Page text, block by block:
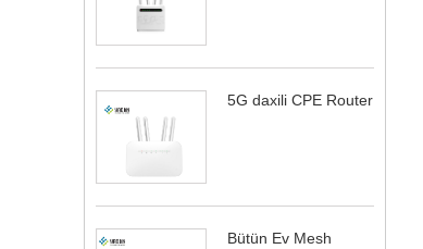
5G daxili CPE Router
Bütün Ev Mesh